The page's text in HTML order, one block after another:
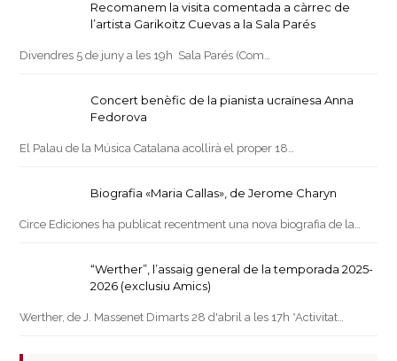
Recomanem la visita comentada a càrrec de
l’artista Garikoitz Cuevas a la Sala Parés
Divendres 5 de juny a les 19h Sala Parés (Com…
Concert benèfic de la pianista ucraïnesa Anna
Fedorova
El Palau de la Música Catalana acollirà el proper 18…
Biografia «Maria Callas», de Jerome Charyn
Circe Ediciones ha publicat recentment una nova biografia de la…
“Werther”, l’assaig general de la temporada 2025-
2026 (exclusiu Amics)
Werther, de J. Massenet Dimarts 28 d'abril a les 17h *Activitat…